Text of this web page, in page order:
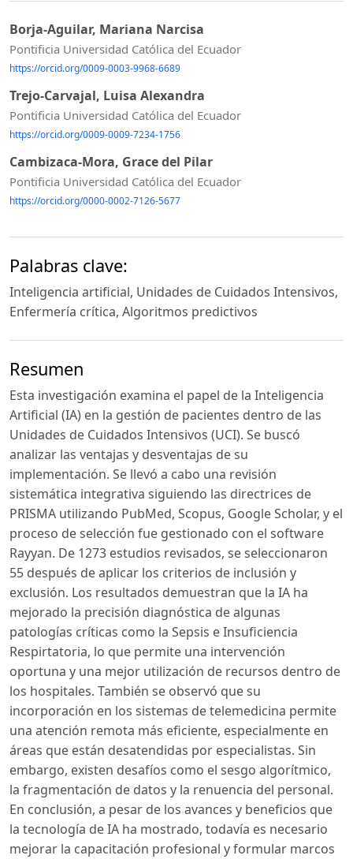
Borja-Aguilar, Mariana Narcisa
Pontificia Universidad Católica del Ecuador
https://orcid.org/0009-0003-9968-6689
Trejo-Carvajal, Luisa Alexandra
Pontificia Universidad Católica del Ecuador
https://orcid.org/0009-0009-7234-1756
Cambizaca-Mora, Grace del Pilar
Pontificia Universidad Católica del Ecuador
https://orcid.org/0000-0002-7126-5677
Palabras clave:
Inteligencia artificial, Unidades de Cuidados Intensivos,
Enfermería crítica, Algoritmos predictivos
Resumen
Esta investigación examina el papel de la Inteligencia
Artificial (IA) en la gestión de pacientes dentro de las
Unidades de Cuidados Intensivos (UCI). Se buscó
analizar las ventajas y desventajas de su
implementación. Se llevó a cabo una revisión
sistemática integrativa siguiendo las directrices de
PRISMA utilizando PubMed, Scopus, Google Scholar, y el
proceso de selección fue gestionado con el software
Rayyan. De 1273 estudios revisados, se seleccionaron
55 después de aplicar los criterios de inclusión y
exclusión. Los resultados demuestran que la IA ha
mejorado la precisión diagnóstica de algunas
patologías críticas como la Sepsis e Insuficiencia
Respirtatoria, lo que permite una intervención
oportuna y una mejor utilización de recursos dentro de
los hospitales. También se observó que su
incorporación en los sistemas de telemedicina permite
una atención remota más eficiente, especialmente en
áreas que están desatendidas por especialistas. Sin
embargo, existen desafíos como el sesgo algorítmico,
la fragmentación de datos y la renuencia del personal.
En conclusión, a pesar de los avances y beneficios que
la tecnología de IA ha mostrado, todavía es necesario
mejorar la capacitación profesional y formular marcos